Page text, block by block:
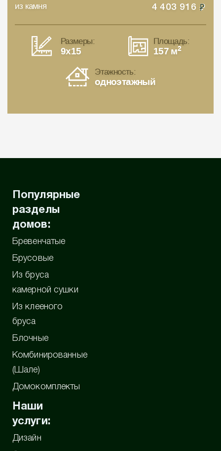
из камня 4 403 916
Размеры:
9x15
Площадь:
157 м2
Этажность:
одноэтажный
Популярные
разделы
домов:
Бревенчатые
Брусовые
Из бруса
камерной сушки
Из клееного
бруса
Блочные
Комбинированные
(Шале)
Домокомплекты
Наши
услуги:
Дизайн